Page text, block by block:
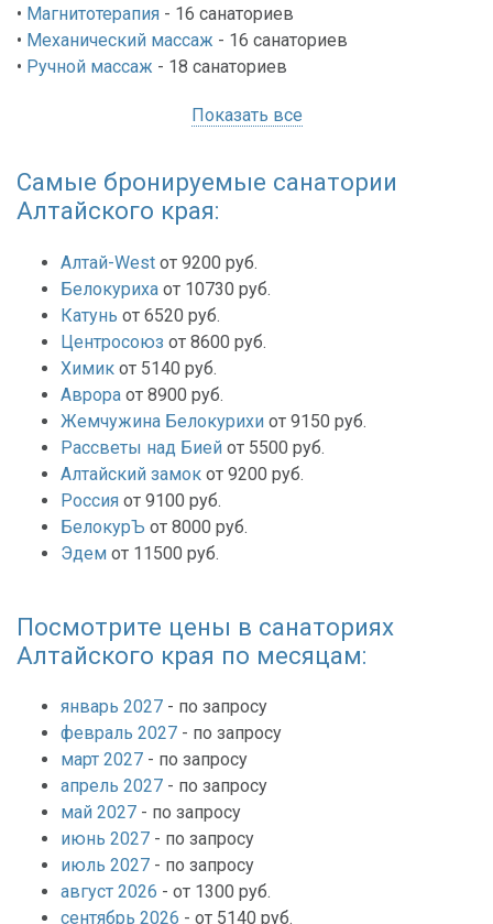
• Магнитотерапия - 16 санаториев
• Механический массаж - 16 санаториев
• Ручной массаж - 18 санаториев
Показать все
Самые бронируемые санатории
Алтайского края:
Алтай-West от 9200 руб.
Белокуриха от 10730 руб.
Катунь от 6520 руб.
Центросоюз от 8600 руб.
Химик от 5140 руб.
Аврора от 8900 руб.
Жемчужина Белокурихи от 9150 руб.
Рассветы над Бией от 5500 руб.
Алтайский замок от 9200 руб.
Россия от 9100 руб.
БелокурЪ от 8000 руб.
Эдем от 11500 руб.
Посмотрите цены в санаториях
Алтайского края по месяцам:
январь 2027 - по запросу
февраль 2027 - по запросу
март 2027 - по запросу
апрель 2027 - по запросу
май 2027 - по запросу
июнь 2027 - по запросу
июль 2027 - по запросу
август 2026 - от 1300 руб.
сентябрь 2026 - от 5140 руб.